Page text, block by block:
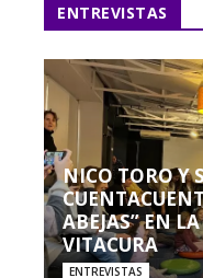
ENTREVISTAS
NICO TORO Y
ABEJAS” EN
VITACURA
ENTREVISTAS